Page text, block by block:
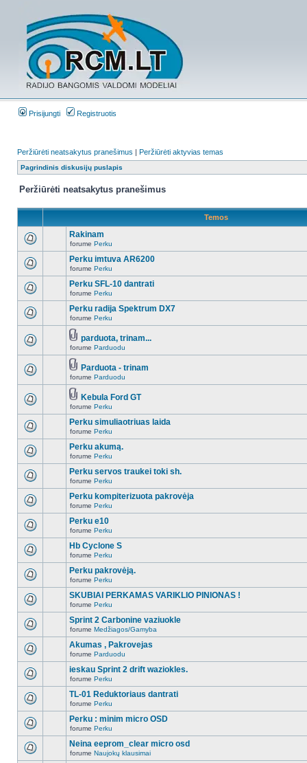
Prisijungti Registruotis
Peržiūrėti neatsakytus pranešimus | Peržiūrėti aktyvias temas
Pagrindinis diskusijų puslapis
Peržiūrėti neatsakytus pranešimus
Temos
Rakinam
forume Perku
Perku imtuva AR6200
forume Perku
Perku SFL-10 dantrati
forume Perku
Perku radija Spektrum DX7
forume Perku
parduota, trinam...
forume Parduodu
Parduota - trinam
forume Parduodu
Kebula Ford GT
forume Perku
Perku simuliaotriuas laida
forume Perku
Perku akumą.
forume Perku
Perku servos traukei toki sh.
forume Perku
Perku kompiterizuota pakrovėja
forume Perku
Perku e10
forume Perku
Hb Cyclone S
forume Perku
Perku pakrovėją.
forume Perku
SKUBIAI PERKAMAS VARIKLIO PINIONAS !
forume Perku
Sprint 2 Carbonine vaziuokle
forume Medžiagos/Gamyba
Akumas , Pakrovejas
forume Parduodu
ieskau Sprint 2 drift waziokles.
forume Perku
TL-01 Reduktoriaus dantrati
forume Perku
Perku : minim micro OSD
forume Perku
Neina eeprom_clear micro osd
forume Naujokų klausimai